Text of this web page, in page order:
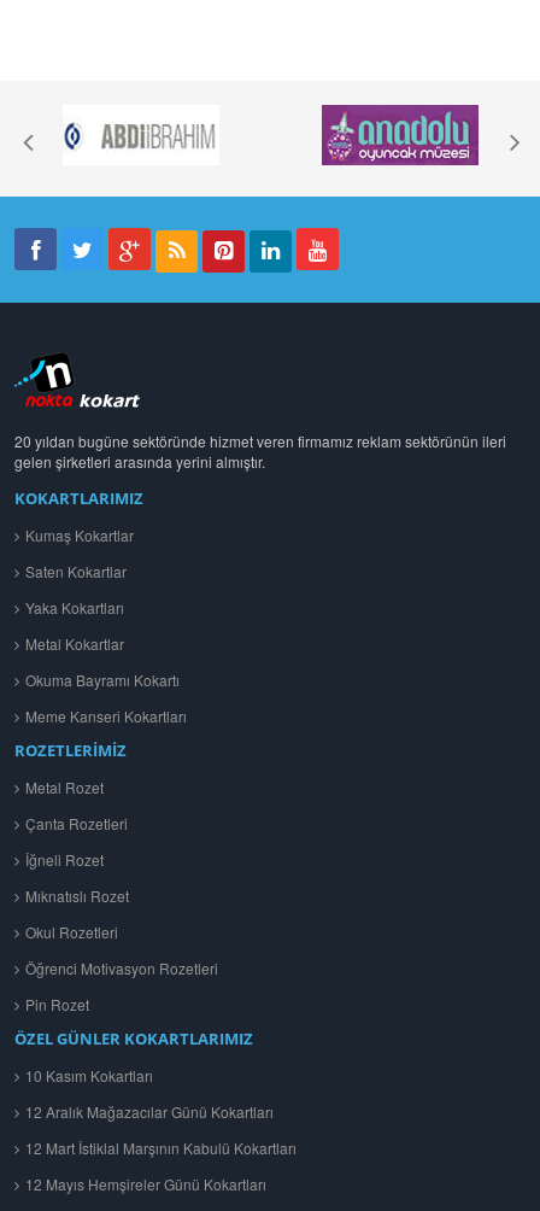
20 yıldan bugüne sektöründe hizmet veren firmamız reklam sektörünün ileri
gelen şirketleri arasında yerini almıştır.
KOKARTLARIMIZ
Kumaş Kokartlar
Saten Kokartlar
Yaka Kokartları
Metal Kokartlar
Okuma Bayramı Kokartı
Meme Kanseri Kokartları
ROZETLERİMİZ
Metal Rozet
Çanta Rozetleri
İğneli Rozet
Mıknatıslı Rozet
Okul Rozetleri
Öğrenci Motivasyon Rozetleri
Pin Rozet
ÖZEL GÜNLER KOKARTLARIMIZ
10 Kasım Kokartları
12 Aralık Mağazacılar Günü Kokartları
12 Mart İstiklal Marşının Kabulü Kokartları
12 Mayıs Hemşireler Günü Kokartları